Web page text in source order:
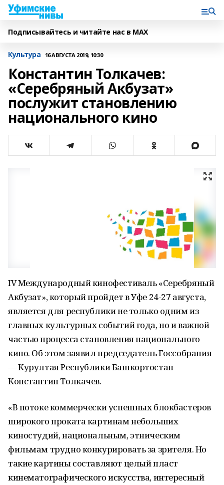
Подписывайтесь и читайте нас в MAX
Культура 16 АВГУСТА 2019, 10:30
Константин Толкачев:
«Серебряный Акбузат»
послужит становлению
национального кино
IV Международный кинофестиваль «Серебряный
Акбузат», который пройдет в Уфе 24-27 августа,
является для республики не только одним из
главных культурных событий года, но и важной
частью процесса становления национального
кино. Об этом заявил председатель Госсобрания
— Курултая Республики Башкортостан
Константин Толкачев.
«В потоке коммерчески успешных блокбастеров
широкого проката картинам небольших
киностудий, национальным, этническим
фильмам трудно конкурировать за зрителя. Но
такие картины составляют целый пласт
кинематографического искусства, интересный